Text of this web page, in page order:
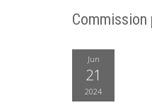
Commission
Jun
21
2024